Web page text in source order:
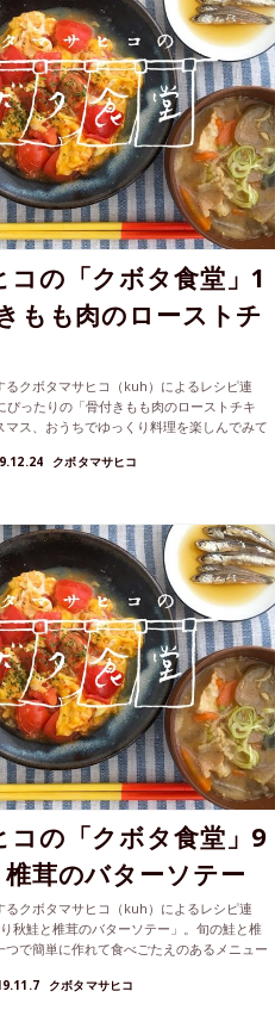
コの「クボタ食堂」1
もも肉のローストチ
るクボタマサヒコ（kuh）によるレシピ連
ぴったりの「骨付きもも肉のローストチキ
ス、おうちでゆっくり料理を楽しんでみて
クボタマサヒコ
コの「クボタ食堂」9
茸のバターソテー
るクボタマサヒコ（kuh）によるレシピ連
秋鮭と椎茸のバターソテー」。旬の鮭と椎
で簡単に作れて食べごたえのあるメニュー
クボタマサヒコ